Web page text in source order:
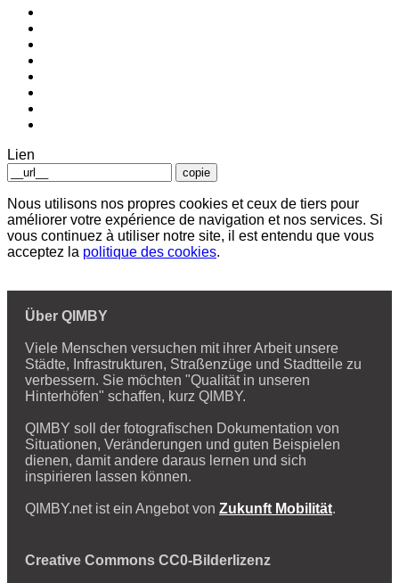
Lien
copie
Nous utilisons nos propres cookies et ceux de tiers pour
améliorer votre expérience de navigation et nos services. Si
vous continuez à utiliser notre site, il est entendu que vous
acceptez la politique des cookies.
Über QIMBY
Viele Menschen versuchen mit ihrer Arbeit unsere
Städte, Infrastrukturen, Straßenzüge und Stadtteile zu
verbessern. Sie möchten "Qualität in unseren
Hinterhöfen" schaffen, kurz QIMBY.
QIMBY soll der fotografischen Dokumentation von
Situationen, Veränderungen und guten Beispielen
dienen, damit andere daraus lernen und sich
inspirieren lassen können.
QIMBY.net ist ein Angebot von Zukunft Mobilität.
Creative Commons CC0-Bilderlizenz